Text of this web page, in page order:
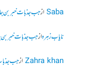
Sabaازجب جذبات خبر بن
نایاب زہرہازجب جذبات خبر بن
Zahra khanازجب